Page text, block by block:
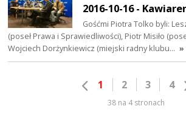
2016-10-16 -
Gośćmi Piotra Tolko byli:
(poseł Prawa i Sprawiedliwości), Piotr Misiło
Wojciech Dorżynkiewicz (miejski radny klubu… »
1 2 3 4
38 na 4 stronach